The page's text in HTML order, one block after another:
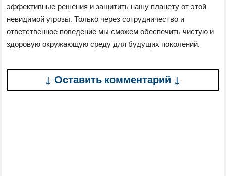
эффективные решения и защитить нашу планету от этой
невидимой угрозы. Только через сотрудничество и
ответственное поведение мы сможем обеспечить чистую и
здоровую окружающую среду для будущих поколений.
↓ Оставить комментарий ↓